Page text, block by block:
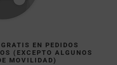
EN PEDIDOS
(EXCEPTO ALGUNOS
MOVILIDAD)